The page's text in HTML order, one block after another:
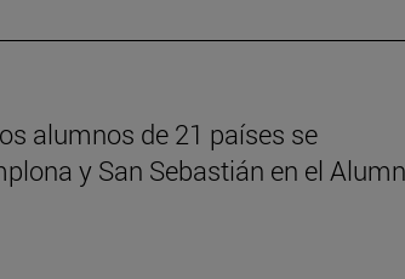
alumnos de 21 países se
y San Sebastián en el